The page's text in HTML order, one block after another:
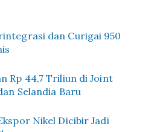
dan Curigai 950
Rp 44,7 Triliun di Joint
Selandia Baru
Nikel Dicibir Jadi